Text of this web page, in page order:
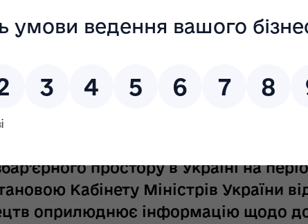
на 2023-2024 роки з реалізації
простору в Україні на
Кабінету Міністрів України
оприлюднює інформацію щодо